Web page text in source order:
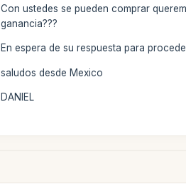
Con ustedes se pueden comprar
ganancia???
En espera de su respuesta para
saludos desde Mexico
DANIEL